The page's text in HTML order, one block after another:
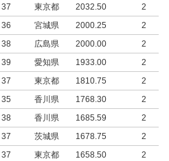
37 東京都 2032.50
2
36 宮城県 2000.25
2
38 広島県 2000.00
2
39 愛知県 1933.00
2
37 東京都 1810.75
2
35 香川県 1768.30
2
38 香川県 1685.59
2
37 茨城県 1678.75
2
37 東京都 1658.50
2